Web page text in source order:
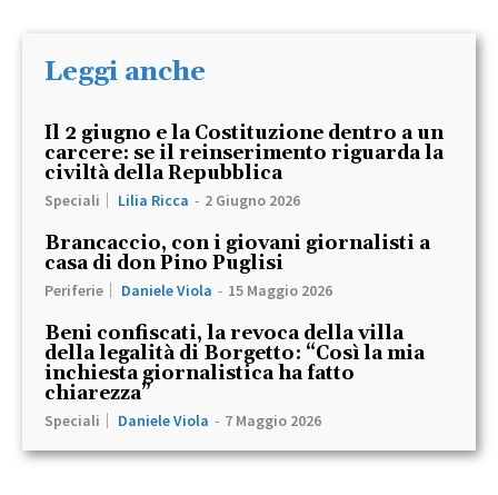
Leggi anche
Il 2 giugno e la Costituzione dentro a un
carcere: se il reinserimento riguarda la
civiltà della Repubblica
Speciali Lilia Ricca - 2 Giugno 2026
Brancaccio, con i giovani giornalisti a
casa di don Pino Puglisi
Periferie Daniele Viola - 15 Maggio 2026
Beni confiscati, la revoca della villa
della legalità di Borgetto: “Così la mia
inchiesta giornalistica ha fatto
chiarezza”
Speciali Daniele Viola - 7 Maggio 2026